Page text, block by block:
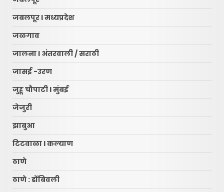
जबलपूर l मध्यप्रदेश
जळगाव
जालना l अंतरवाली / सराठी
जासई -उरण
जुहू चौपाटी l मुंबई
जेजुरी
झाबुआ
टिटवाळा l कल्याण
ठाणे
ठाणे : डोंबिवली